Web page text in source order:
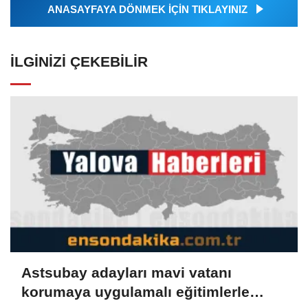
ANASAYFAYA DÖNMEK İÇİN TIKLAYINIZ
İLGINIZI ÇEKEBILIR
Astsubay adayları mavi vatanı
korumaya uygulamalı eğitimlerle